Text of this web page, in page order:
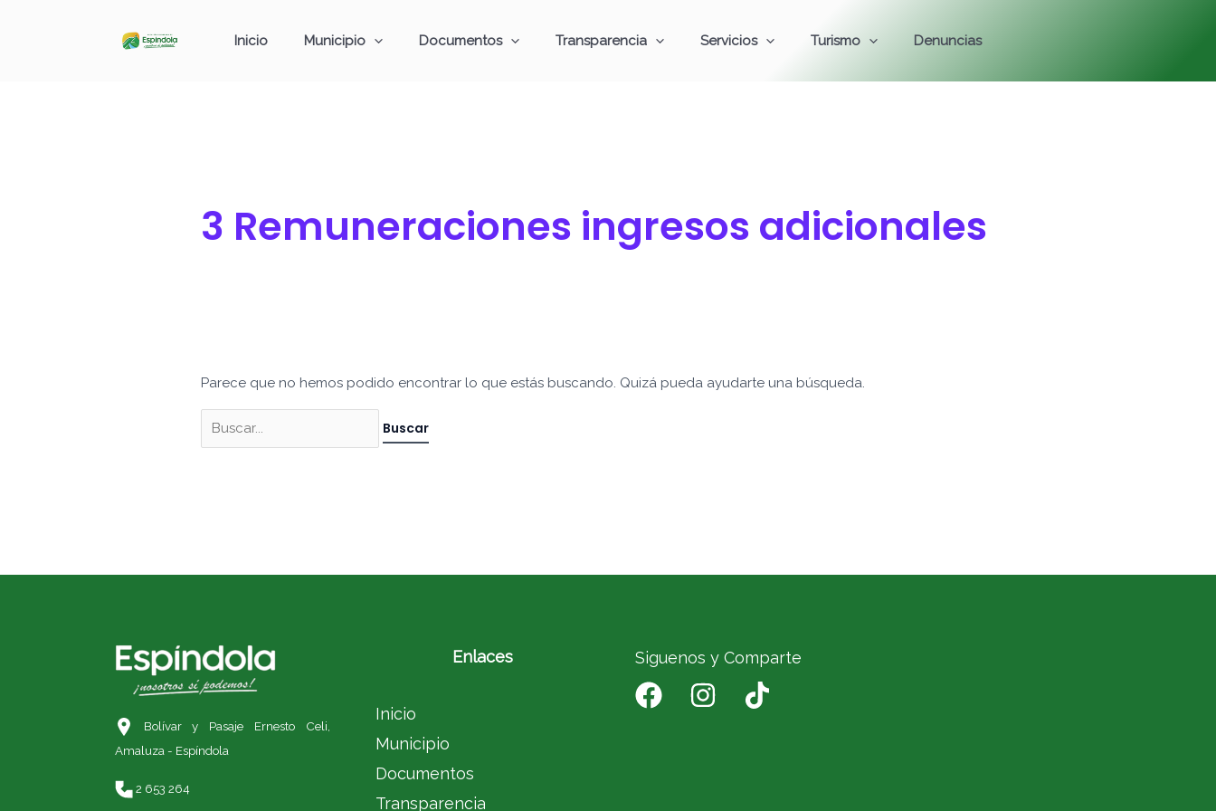
Inicio Municipio Documentos Transparencia Servicios Turismo Denuncias
3 Remuneraciones ingresos adicionales
Parece que no hemos podido encontrar lo que estás buscando. Quizá pueda ayudarte una búsqueda.
Bolívar y Pasaje Ernesto Celi,
Amaluza - Espíndola
2 653 264
Enlaces
Inicio
Municipio
Documentos
Transparencia
Siguenos y Comparte